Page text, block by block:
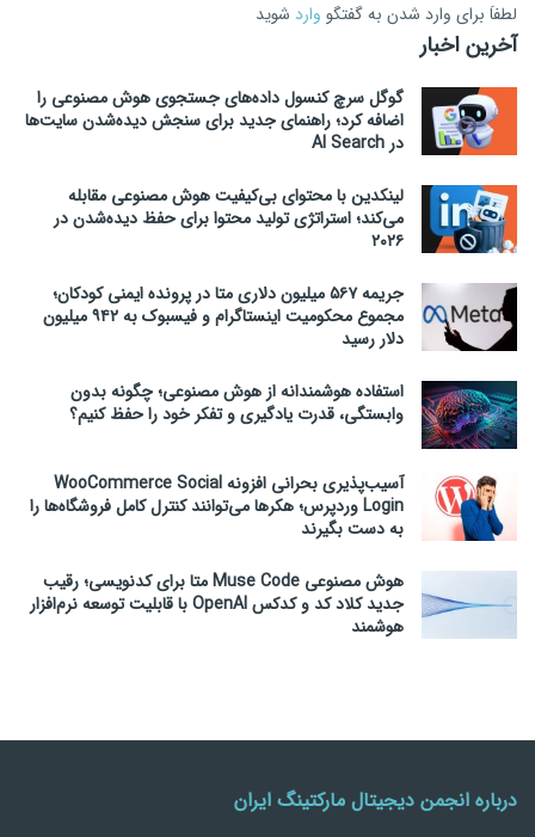
لطفاَ برای وارد شدن به گفتگو وارد شوید
آخرین اخبار
گوگل سرچ کنسول داده‌های جستجوی هوش مصنوعی را
اضافه کرد؛ راهنمای جدید برای سنجش دیده‌شدن سایت‌ها
در AI Search
لینکدین با محتوای بی‌کیفیت هوش مصنوعی مقابله
می‌کند؛ استراتژی تولید محتوا برای حفظ دیده‌شدن در
۲۰۲۶
جریمه ۵۶۷ میلیون دلاری متا در پرونده ایمنی کودکان؛
مجموع محکومیت اینستاگرام و فیسبوک به ۹۴۲ میلیون
دلار رسید
استفاده هوشمندانه از هوش مصنوعی؛ چگونه بدون
وابستگی، قدرت یادگیری و تفکر خود را حفظ کنیم؟
آسیب‌پذیری بحرانی افزونه WooCommerce Social
Login وردپرس؛ هکرها می‌توانند کنترل کامل فروشگاه‌ها را
به دست بگیرند
هوش مصنوعی Muse Code متا برای کدنویسی؛ رقیب
جدید کلاد کد و کدکس OpenAI با قابلیت توسعه نرم‌افزار
هوشمند
درباره انجمن دیجیتال مارکتینگ ایران